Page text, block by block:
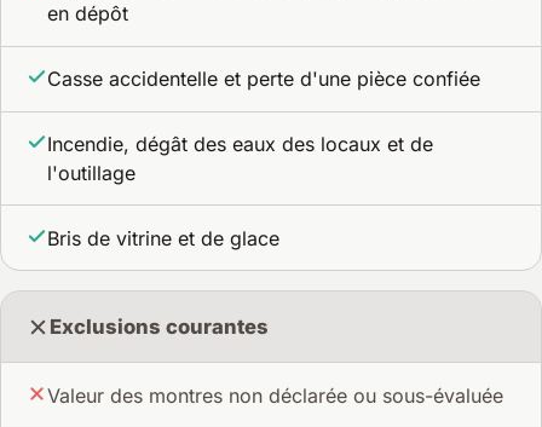
en dépôt
Casse accidentelle et perte d'une pièce confiée
Incendie, dégât des eaux des locaux et de
l'outillage
Bris de vitrine et de glace
Exclusions courantes
Valeur des montres non déclarée ou sous-évaluée